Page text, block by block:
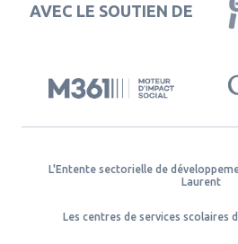
AVEC LE SOUTIEN DE
L'Entente sectorielle de
Laurent
Les centres de services scolaires